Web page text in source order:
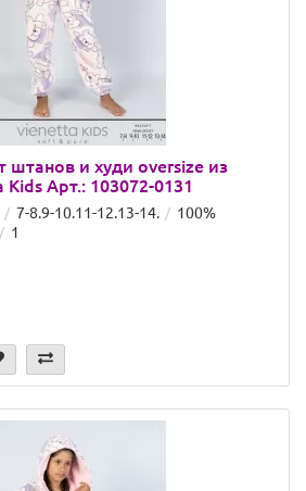
штанов и худи oversize из
Арт.: 103072-0131
7-8.9-10.11-12.13-14.
100%
1